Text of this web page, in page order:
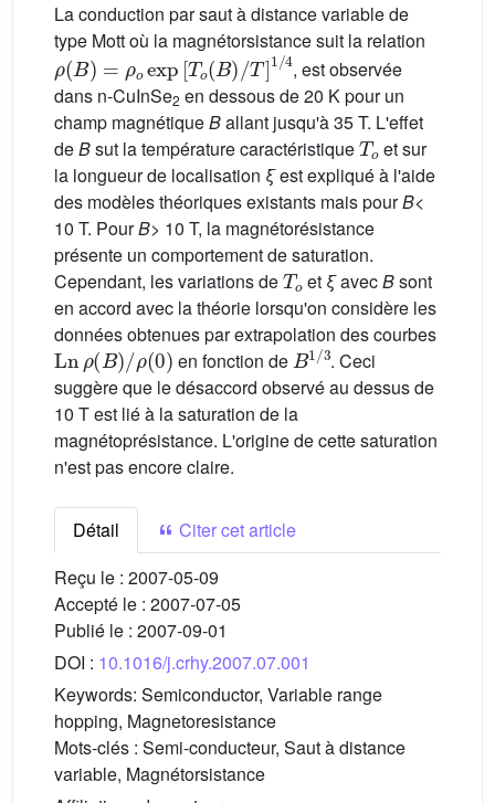
La conduction par saut à distance variable de
type Mott où la magnétorsistance suit la relation
ρ(B)=ρoexp[To(B)/T]1/4
, est observée
dans n-CuInSe2 en dessous de 20 K pour un
champ magnétiqueBallant jusqu'à 35 T. L'effet
deBsut la température caractéristique
T o
et sur
la longueur de localisation ξest expliqué à l'aide
des modèles théoriques existants mais pourB<
10 T. PourB> 10 T, la magnétorésistance
présente un comportement de saturation.
Cependant, les variations de
To
et ξavecBsont
en accord avec la théorie lorsqu'on considère les
données obtenues par extrapolation des courbes
Lnρ(B)/ρ(0)
en fonction de
B1/3
. Ceci
suggère que le désaccord observé au dessus de
10 T est lié à la saturation de la
magnétoprésistance. L'origine de cette saturation
n'est pas encore claire.
Détail
Citer cet article
Reçu le : 2007-05-09
Accepté le : 2007-07-05
Publié le : 2007-09-01
DOI : 10.1016/j.crhy.2007.07.001
Keywords: Semiconductor, Variable range
hopping, Magnetoresistance
Mots-clés : Semi-conducteur, Saut à distance
variable, Magnétorsistance